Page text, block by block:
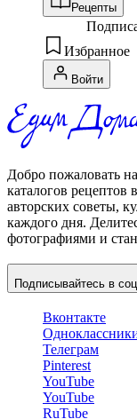
Рецепты
Избранное
Войти
Добро пожаловать на
каталогов рецептов
авторских советы,
каждого дня.
фотографиями и
Подписывайтесь в
Вконтакте
Телеграм
Pinterest
YouTube
YouTube
RuTube